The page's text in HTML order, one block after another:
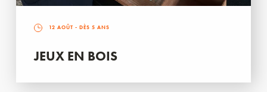
12 AOÛT - DÈS 5 ANS
JEUX EN BOIS